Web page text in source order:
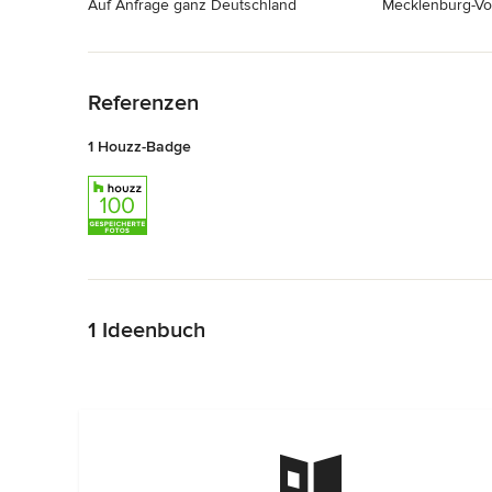
Auf Anfrage ganz Deutschland
Mecklenburg-
Referenzen
1 Houzz-Badge
1 Ideenbuch